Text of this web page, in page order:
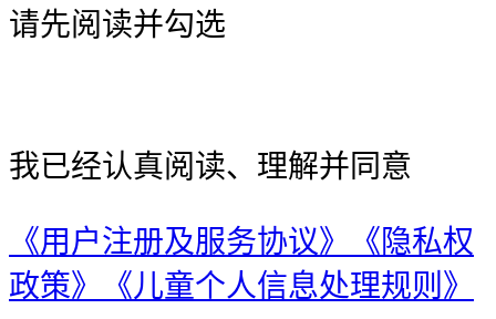
请先阅读并勾选
我已经认真阅读、理解并同意
《用户注册及服务协议》
《隐私权
政策》
《儿童个人信息处理规则》